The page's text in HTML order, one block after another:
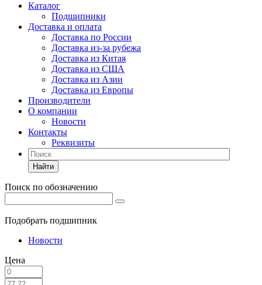
Каталог
Подшипники
Доставка и оплата
Доставка по России
Доставка из-за рубежа
Доставка из Китая
Доставка из США
Доставка из Азии
Доставка из Европы
Производители
О компании
Новости
Контакты
Реквизиты
Найти
Поиск по обозначению
Подобрать подшипник
Новости
Цена